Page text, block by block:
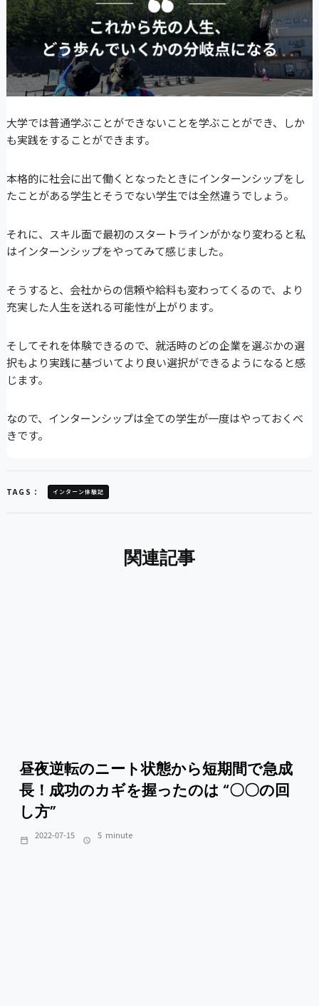
大学では普通学ぶことができないことを学ぶことができ、しか
も実践をすることができます。
本格的に社会に出て働くとなったときにインターンシップをし
たことがある学生とそうでない学生では全然違うでしょう。
それに、スキル面で最初のスタートラインがかなり変わると私
はインターンシップをやってみて感じました。
そうすると、会社からの信頼や給料も変わってくるので、より
充実した人生を送れる可能性が上がります。
そしてそれを体験できるので、就活時のどの企業を選ぶかの選
択もより実践に基づいてより良い選択ができるようになると感
じます。
なので、インターンシップは全ての学生が一度はやっておくべ
きです。
TAGS： インターン体験記
関連記事
昼夜逆転のニート状態から短期間で急成
長！成功のカギを握ったのは “〇〇の回
し方”
2022-07-15 5 minute